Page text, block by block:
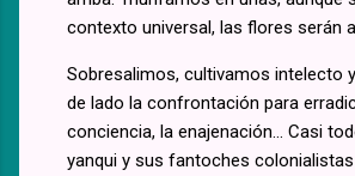
contexto universal, las flores serán
Sobresalimos, cultivamos intelecto
de lado la confrontación para
conciencia, la enajenación... Casi
yanqui y sus fantoches